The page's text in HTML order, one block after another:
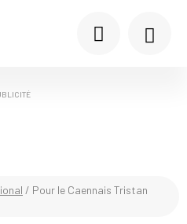
/ Pour le Caennais Tristan